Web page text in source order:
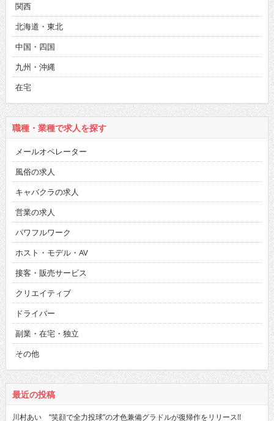
関西
北海道・東北
中国・四国
九州・沖縄
在宅
職種・業種で求人を探す
メールオペレーター
風俗の求人
キャバクラの求人
営業の求人
パワフルワーク
ホスト・モデル・AV
接客・販売サービス
クリエイティブ
ドライバー
副業・在宅・独立
その他
最近の投稿
川村あい “笑顔で全力投球”の才色兼備グラドルが復帰作をリリース!!